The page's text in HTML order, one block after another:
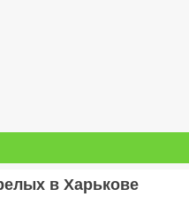
в Харькове